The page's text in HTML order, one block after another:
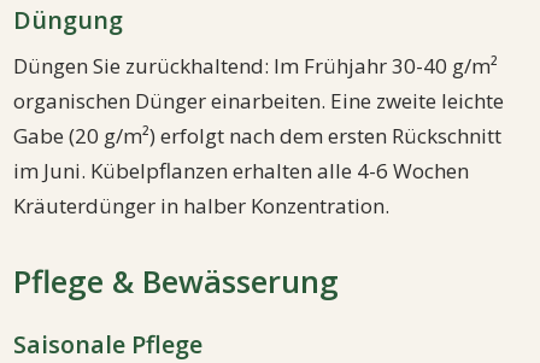
Düngung
Düngen Sie zurückhaltend: Im Frühjahr 30-40 g/m²
organischen Dünger einarbeiten. Eine zweite leichte
Gabe (20 g/m²) erfolgt nach dem ersten Rückschnitt
im Juni. Kübelpflanzen erhalten alle 4-6 Wochen
Kräuterdünger in halber Konzentration.
Pflege & Bewässerung
Saisonale Pflege